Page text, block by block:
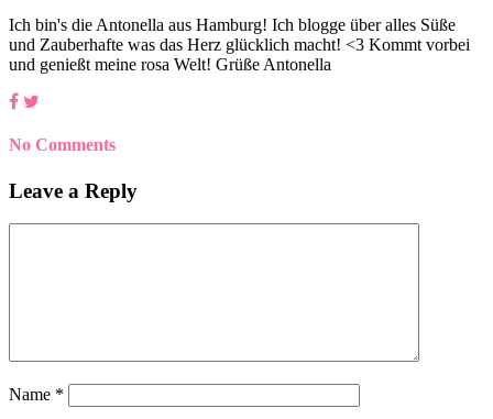
Ich bin's die Antonella aus Hamburg! Ich blogge über alles Süße
und Zauberhafte was das Herz glücklich macht! <3 Kommt vorbei
und genießt meine rosa Welt! Grüße Antonella
No Comments
Leave a Reply
Name *